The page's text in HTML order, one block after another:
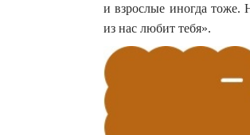
и взрослые иногда
из нас любит тебя».